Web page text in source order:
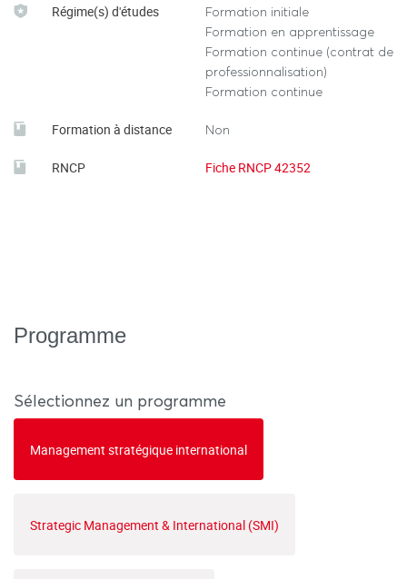
Régime(s) d'études
Formation initiale
Formation en apprentissage
Formation continue (contrat de
professionnalisation)
Formation continue
Formation à distance Non
RNCP Fiche RNCP 42352
Programme
Sélectionnez un programme
Management stratégique international
Strategic Management & International (SMI)